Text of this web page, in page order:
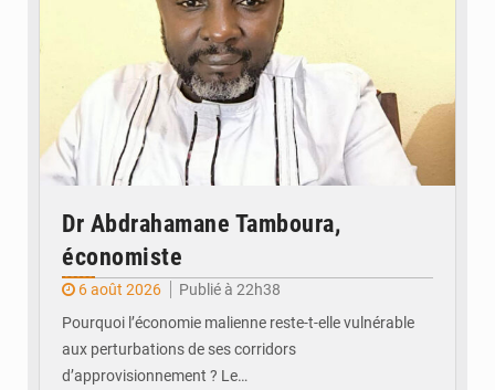
Dr Abdrahamane Tamboura,
économiste
6 août 2026
Publié à 22h38
Pourquoi l’économie malienne reste-t-elle vulnérable
aux perturbations de ses corridors
d’approvisionnement ? Le…